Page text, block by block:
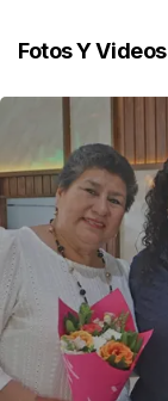
Fotos Y Videos